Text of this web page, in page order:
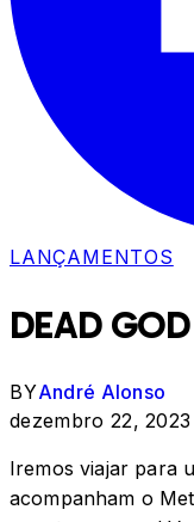
LANÇAMENTOS
DEAD
BYAndré Alonso
dezembro 22, 2023
Iremos viajar para
acompanham o